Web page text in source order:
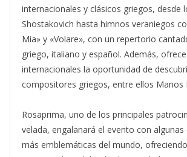
internacionales y clásicos griegos, desde
Shostakovich hasta himnos veraniegos
Mia» y «Volare», con un repertorio
griego, italiano y español. Además,
internacionales la oportunidad de
compositores griegos, entre ellos Manos
Rosaprima, uno de los principales
velada, engalanará el evento con algunas
más emblemáticas del mundo,